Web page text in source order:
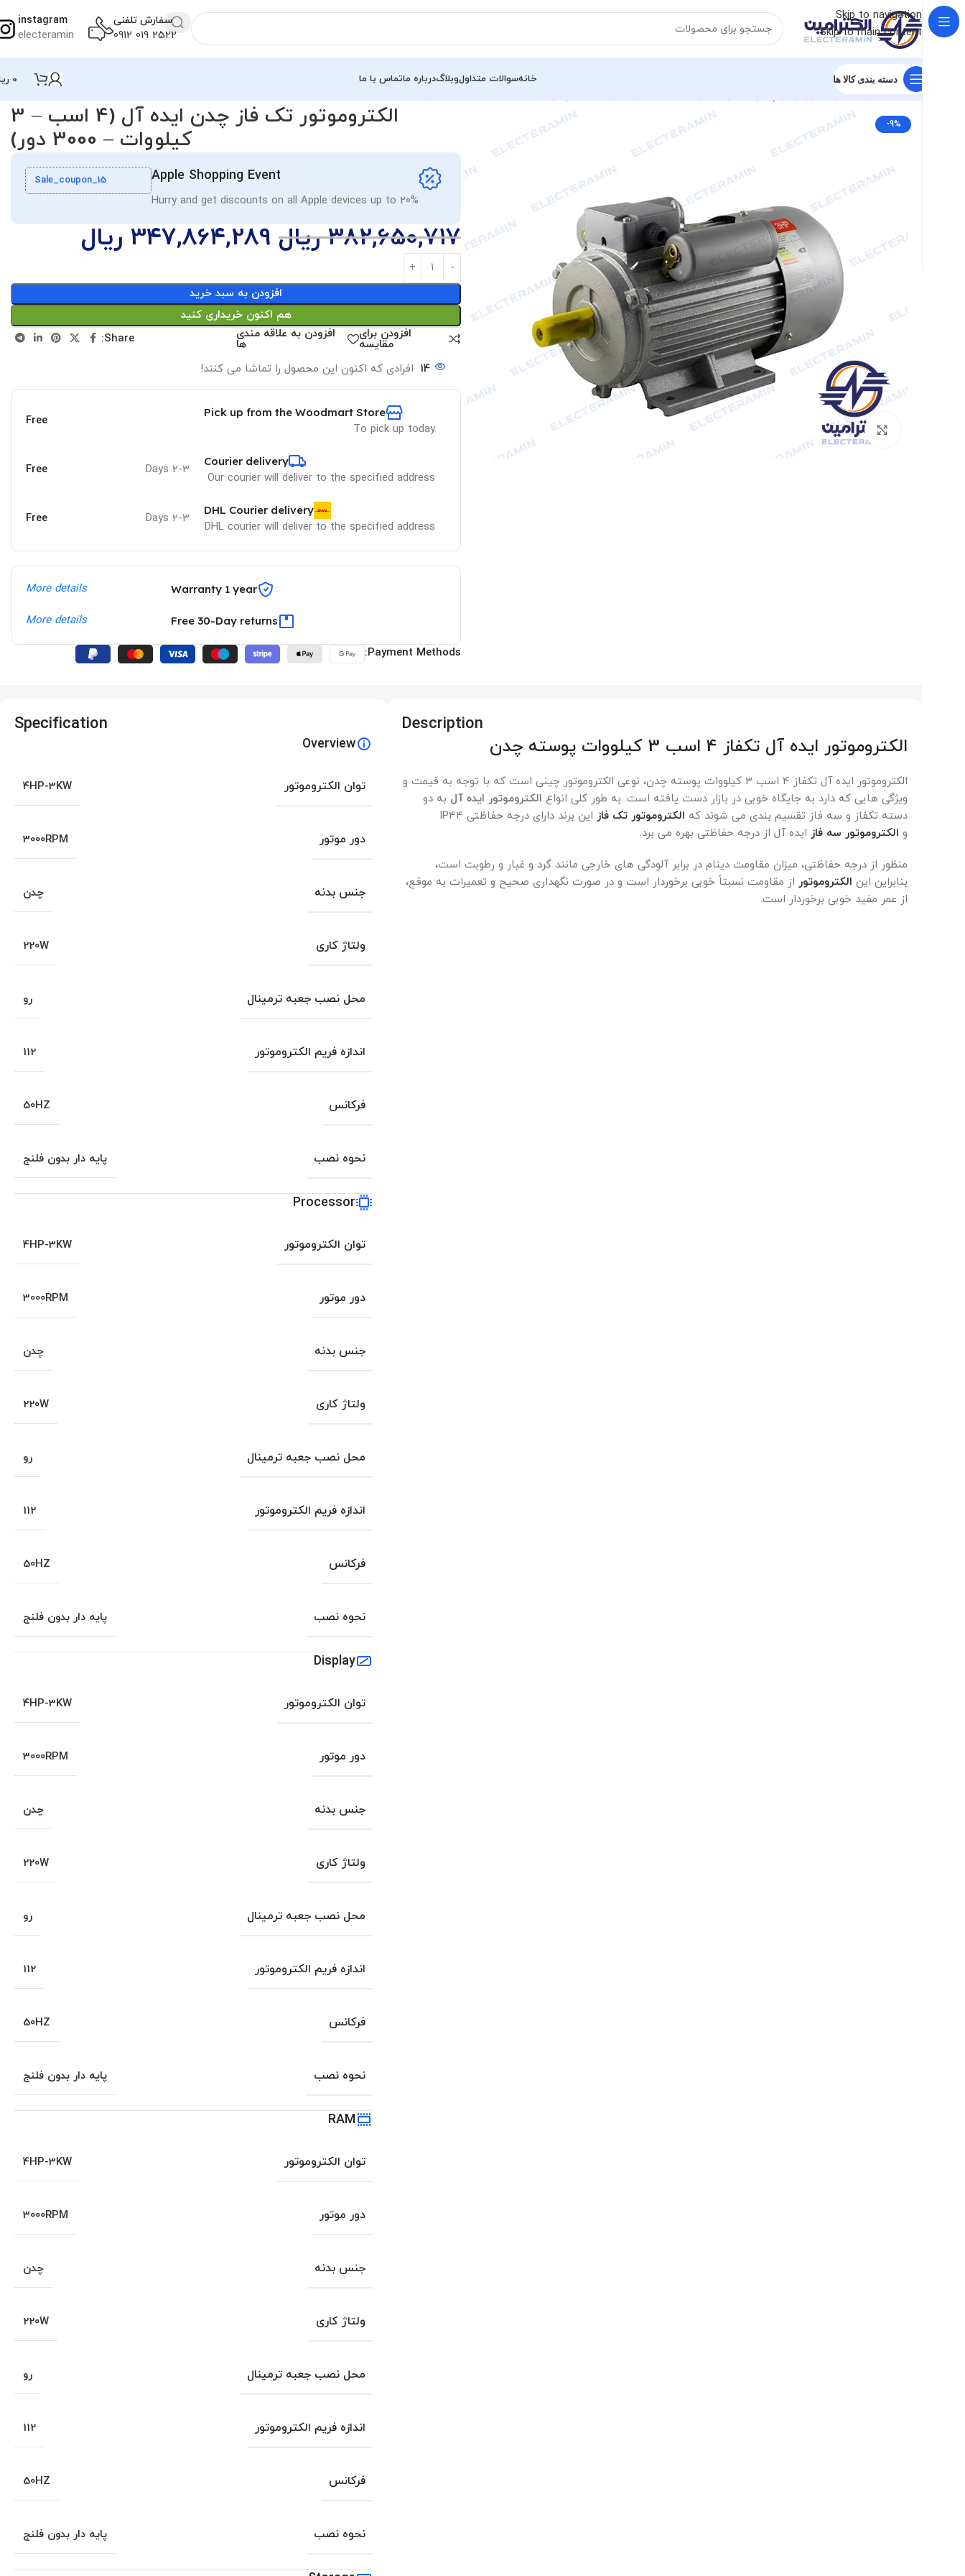
Skip to navigation
Skip to main content
سفارش تلفنی
2522 019 0912
instagram
electeramin
دسته بندی کالا ها خانهسوالات متداولوبلاگدرباره ماتماس با ما 0
خانه الکتروموتور
-9%
برای بزرگنمایی کلیک کنید
الکتروموتور تک فاز چدن ایده آل (4 اسب – 3
کیلووات – 3000 دور)
Apple Shopping Event
Hurry and get discounts on all Apple devices up to 20%
Sale_coupon_15
382,650,717 ریال 347,864,289 ریال
افزودن به سبد خرید
هم اکنون خریداری کنید
افزودن برای
مقایسه
افزودن به علاقه مندی
ها
Share:
14 افرادی که اکنون این محصول را تماشا می کنند!
Pick up from the Woodmart Store
To pick up today
Free
Courier delivery
Our courier will deliver to the specified address
2-3 Days
Free
DHL Courier delivery
DHL courier will deliver to the specified address
2-3 Days
Free
Warranty 1 year
More details
Free 30-Day returns
More details
Payment Methods:
Description
الکتروموتور ایده آل تکفاز 4 اسب 3 کیلووات پوسته چدن
الکتروموتور ایده آل تکفاز 4 اسب 3 کیلووات پوسته چدن، نوعی الکتروموتور چینی است که با توجه به قیمت و
ویژگی هایی که دارد به جایگاه خوبی در بازار دست یافته است. به طور کلی انواع الکتروموتور ایده آل به دو
دسته تکفاز و سه فاز تقسیم بندی می شوند که الکتروموتور تک فاز
این برند دارای درجه حفاظتی IP44
و الکتروموتور سه فاز ایده آل از درجه حفاظتی بهره می برد.
منظور از درجه حفاظتی، میزان مقاومت دینام در برابر آلودگی های خارجی مانند گرد و غبار و رطوبت است،
بنابراین این الکتروموتور از مقاومت نسبتاً خوبی برخوردار است و در صورت نگهداری صحیح و تعمیرات به موقع،
از عمر مفید خوبی برخوردار است.
Specification
Overview
توان الکتروموتور 4HP-3KW
دور موتور 3000RPM
جنس بدنه چدن
ولتاژ کاری 220W
محل نصب جعبه ترمینال رو
اندازه فریم الکتروموتور 112
فرکانس 50HZ
نحوه نصب پایه دار بدون فلنج
Processor
توان الکتروموتور 4HP-3KW
دور موتور 3000RPM
جنس بدنه چدن
ولتاژ کاری 220W
محل نصب جعبه ترمینال رو
اندازه فریم الکتروموتور 112
فرکانس 50HZ
نحوه نصب پایه دار بدون فلنج
Display
توان الکتروموتور 4HP-3KW
دور موتور 3000RPM
جنس بدنه چدن
ولتاژ کاری 220W
محل نصب جعبه ترمینال رو
اندازه فریم الکتروموتور 112
فرکانس 50HZ
نحوه نصب پایه دار بدون فلنج
RAM
توان الکتروموتور 4HP-3KW
دور موتور 3000RPM
جنس بدنه چدن
ولتاژ کاری 220W
محل نصب جعبه ترمینال رو
اندازه فریم الکتروموتور 112
فرکانس 50HZ
نحوه نصب پایه دار بدون فلنج